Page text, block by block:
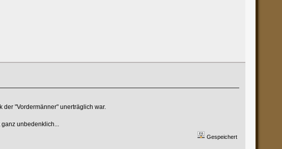
der "Vordermänner" unerträglich war.
unbedenklich...
Gespeichert